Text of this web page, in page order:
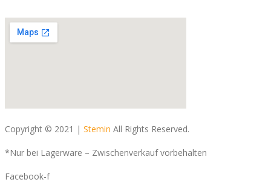
Copyright © 2021 | Stemin All Rights Reserved.
*Nur bei Lagerware – Zwischenverkauf vorbehalten
Facebook-f